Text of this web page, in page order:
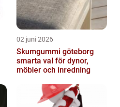
02 juni 2026
Skumgummi göteborg
smarta val för dynor,
möbler och inredning